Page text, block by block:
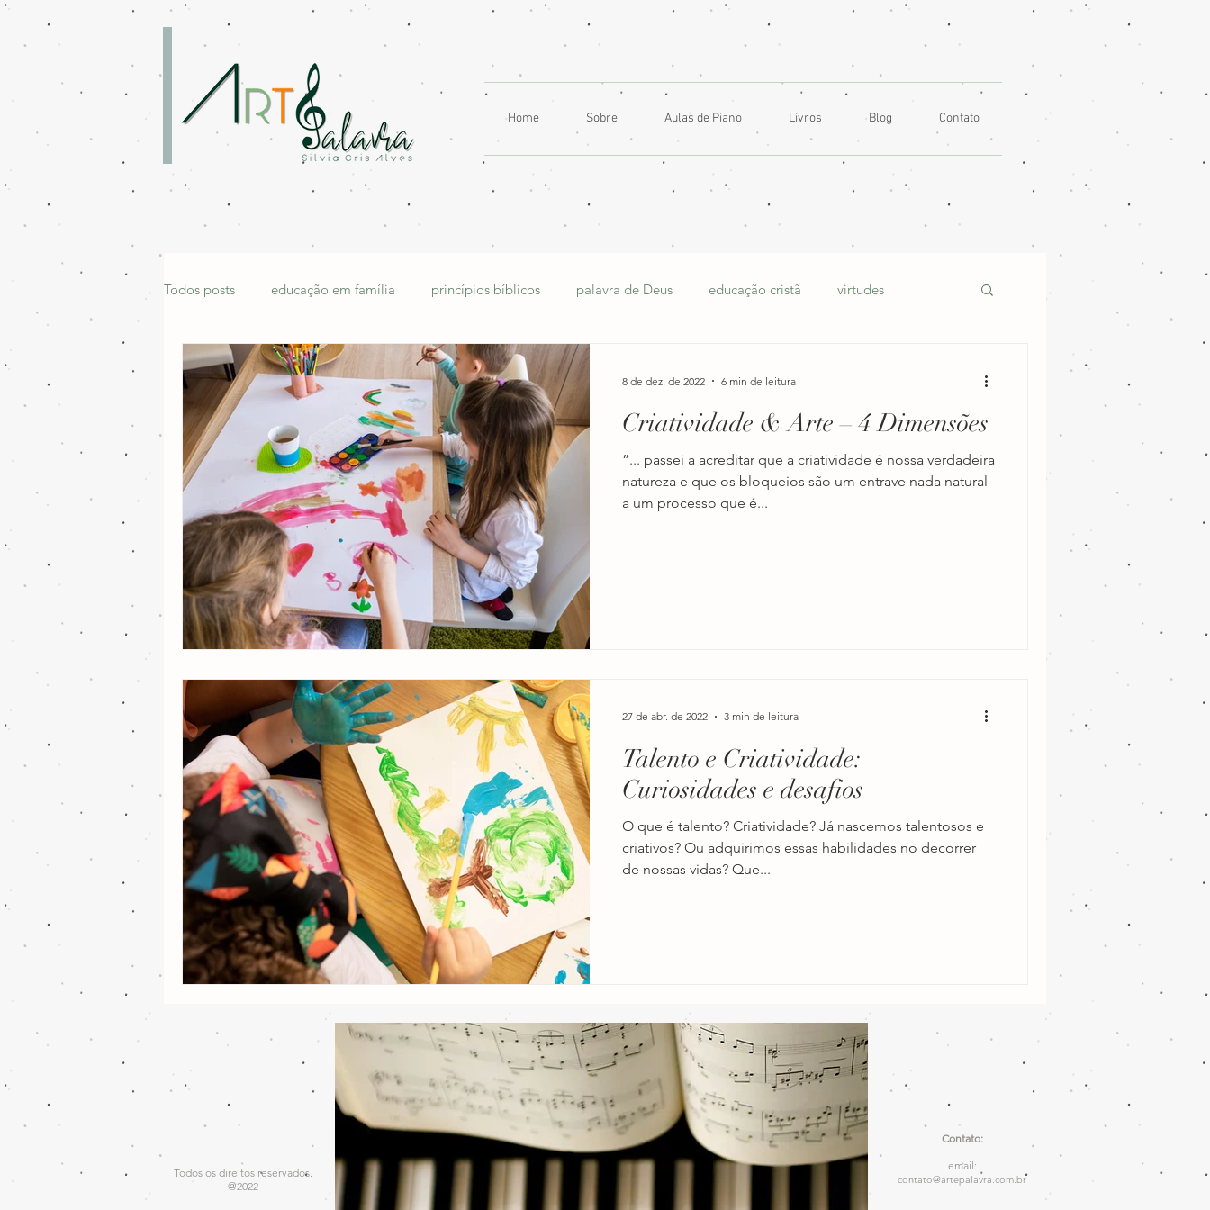
Home Sobre Aulas de Piano Livros Blog Contato
Todos posts educação em família princípios bíblicos palavra de Deus educação cristã virtudes
família cristã leitura em família educação musical
música e poesia alfabetização inteligências descobrindo talentos criatividade psicologia infantil
pedagogia desenvolvimento infantil desenvolvimento da criança primeira infância
desenvolvimento cognitivo afetividade inteligência
criatividade musicalidade leitura
Criatividade & Arte – 4 Dimensões
”... passei a acreditar que a criatividade é nossa verdadeira
natureza e que os bloqueios são um entrave nada natural
a um processo que é...
8 de dez. de 2022 6 min de leitura
Talento e Criatividade:
Curiosidades e desafios
O que é talento? Criatividade? Já nascemos talentosos e
criativos? Ou adquirimos essas habilidades no decorrer
de nossas vidas? Que...
27 de abr. de 2022 3 min de leitura
Todos os direitos reservados.
@2022
Contato:
email:
contato@artepalavra.com.br